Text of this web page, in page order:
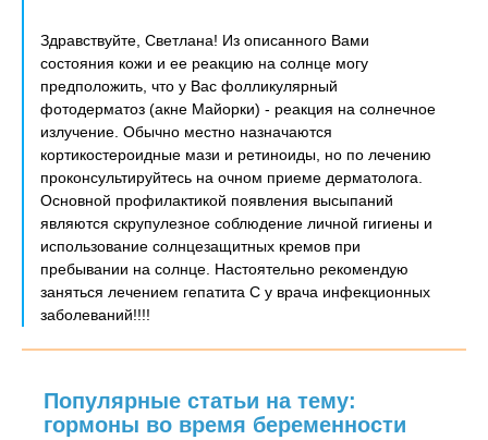
Здравствуйте, Светлана! Из описанного Вами
состояния кожи и ее реакцию на солнце могу
предположить, что у Вас фолликулярный
фотодерматоз (акне Майорки) - реакция на солнечное
излучение. Обычно местно назначаются
кортикостероидные мази и ретиноиды, но по лечению
проконсультируйтесь на очном приеме дерматолога.
Основной профилактикой появления высыпаний
являются скрупулезное соблюдение личной гигиены и
использование солнцезащитных кремов при
пребывании на солнце. Настоятельно рекомендую
заняться лечением гепатита С у врача инфекционных
заболеваний!!!!
Популярные статьи на тему:
гормоны во время беременности